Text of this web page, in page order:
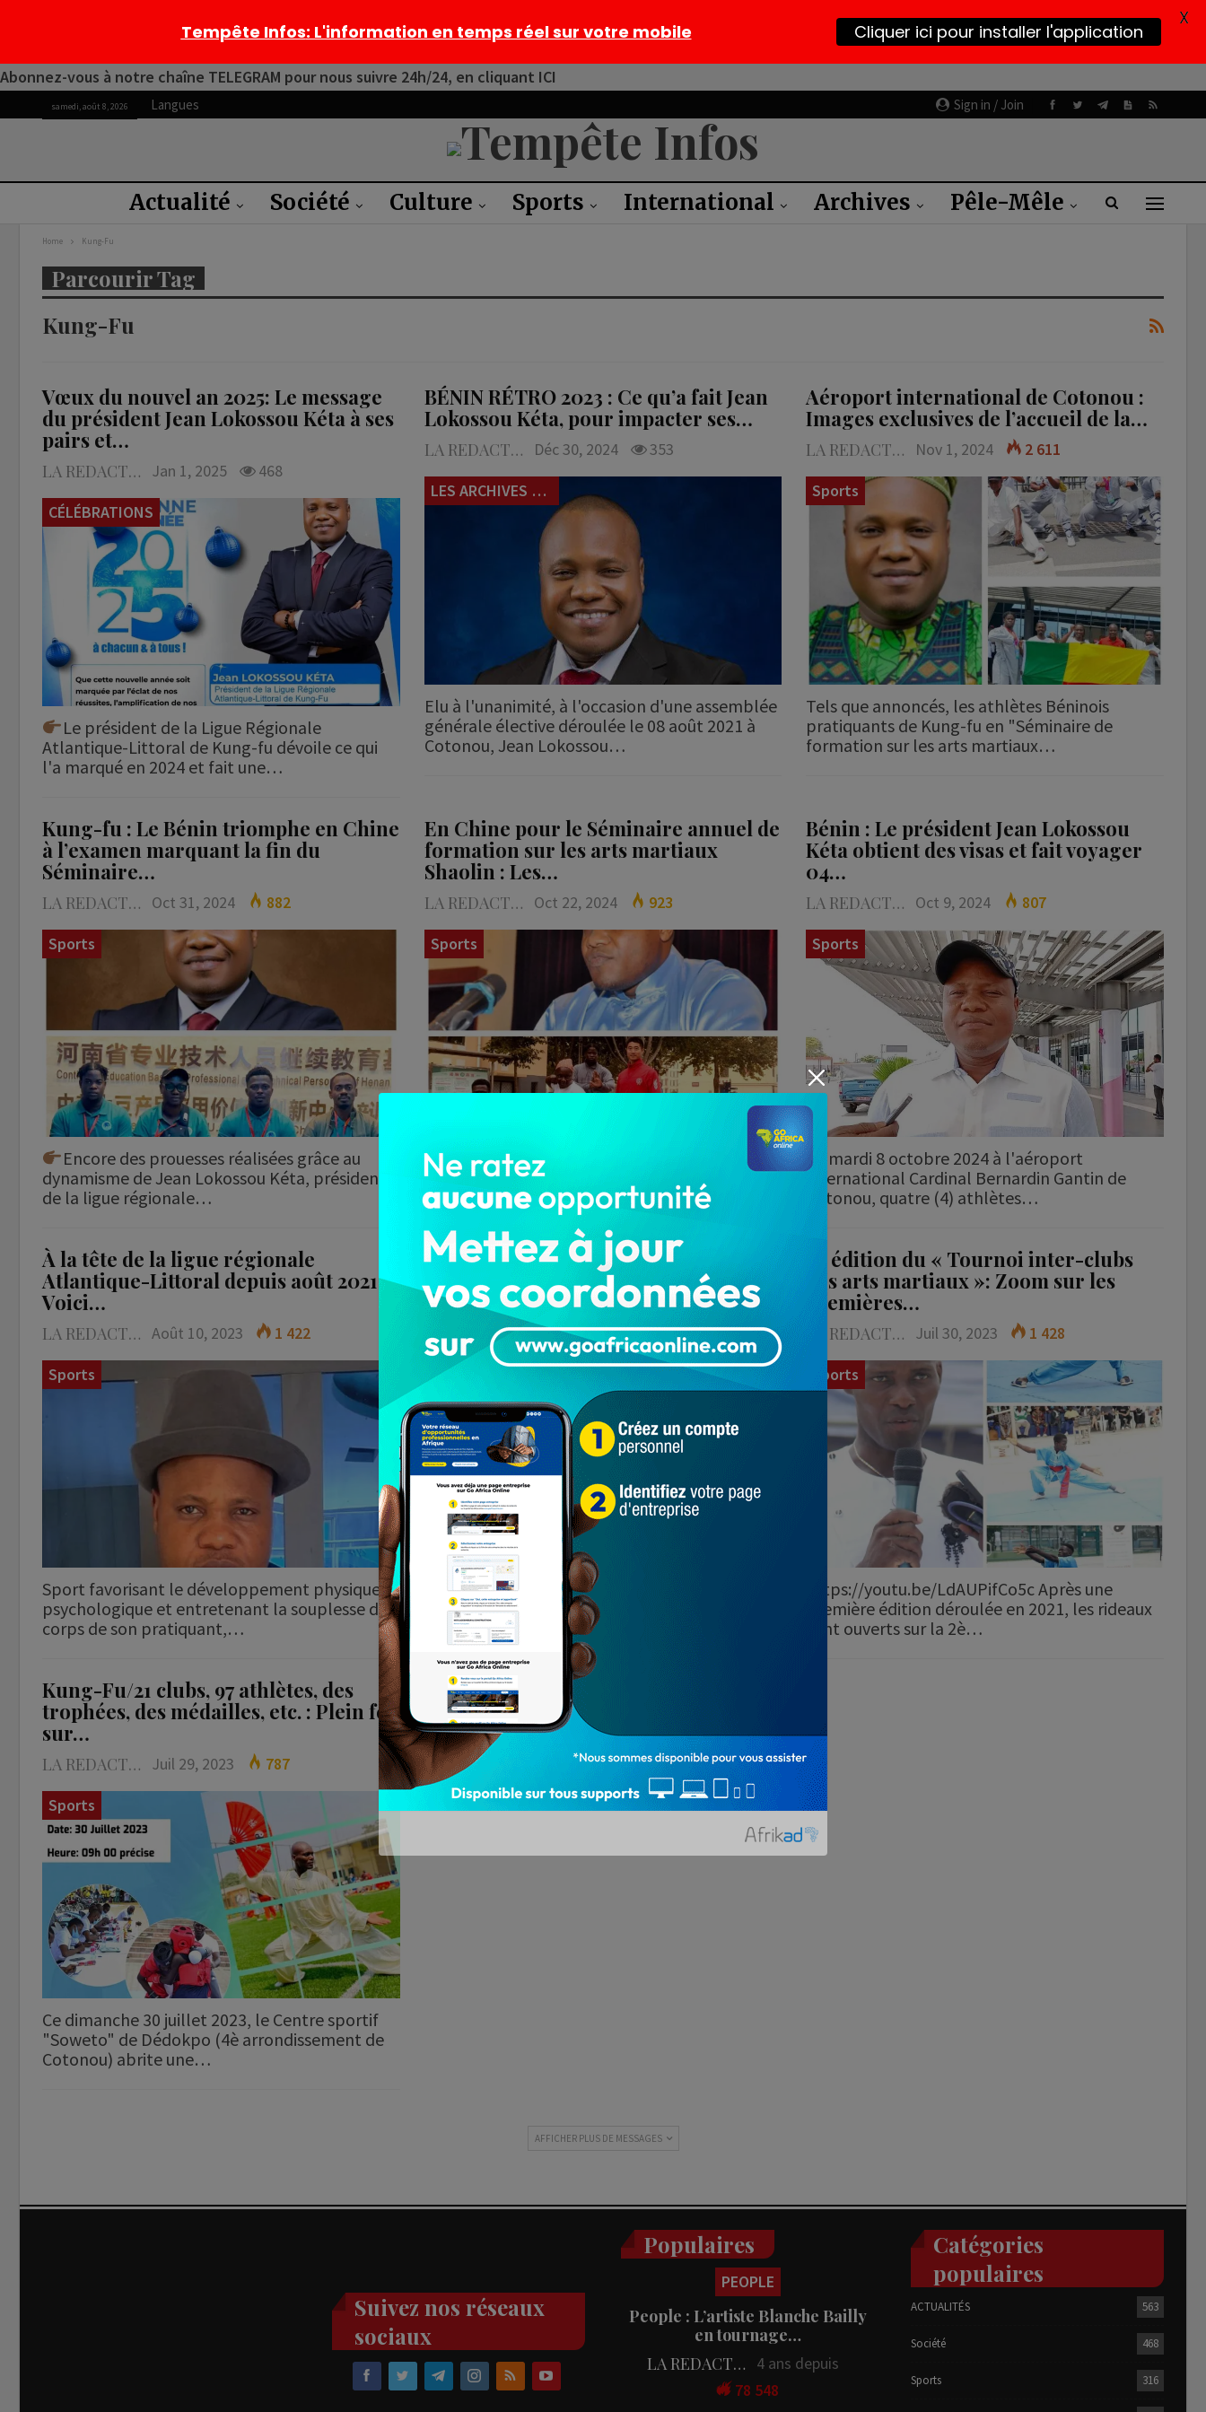
Abonnez-vous à notre chaîne TELEGRAM pour nous suivre 24h/24, en cliquant ICI
Sign in / Join
samedi, août 8, 2026 Langues
Actualité Société Culture Sports International Archives Pêle-Mêle
Home Kung-Fu
Parcourir Tag
Kung-Fu
Vœux du nouvel an 2025: Le message
du président Jean Lokossou Kéta à ses
pairs et…
LA REDACTION Jan 1, 2025
468
CÉLÉBRATIONS
Le président de la Ligue Régionale
Atlantique-Littoral de Kung-fu dévoile ce qui
l'a marqué en 2024 et fait une…
BÉNIN RÉTRO 2023 : Ce qu’a fait Jean
Lokossou Kéta, pour impacter ses…
LA REDACTION Déc 30, 2024
353
LES ARCHIVES du 229
Elu à l'unanimité, à l'occasion d'une assemblée
générale élective déroulée le 08 août 2021 à
Cotonou, Jean Lokossou…
Aéroport international de Cotonou :
Images exclusives de l’accueil de la…
LA REDACTION Nov 1, 2024
2 611
Sports
Tels que annoncés, les athlètes Béninois
pratiquants de Kung-fu en "Séminaire de
formation sur les arts martiaux…
Kung-fu : Le Bénin triomphe en Chine
à l’examen marquant la fin du
Séminaire…
LA REDACTION Oct 31, 2024
882
Sports
Encore des prouesses réalisées grâce au
dynamisme de Jean Lokossou Kéta, président
de la ligue régionale…
En Chine pour le Séminaire annuel de
formation sur les arts martiaux
Shaolin : Les…
LA REDACTION Oct 22, 2024
923
Sports
Partis de l'aéroport international Cardinal
Bernardin Gantin de Cotonou le mardi 8
octobre 2024 pour représenter le…
Bénin : Le président Jean Lokossou
Kéta obtient des visas et fait voyager
04…
LA REDACTION Oct 9, 2024
807
Sports
Ce mardi 8 octobre 2024 à l'aéroport
international Cardinal Bernardin Gantin de
Cotonou, quatre (4) athlètes…
À la tête de la ligue régionale
Atlantique-Littoral depuis août 2021 :
Voici…
LA REDACTION Août 10, 2023
1 422
Sports
Sport favorisant le développement physique,
psychologique et entretenant la souplesse du
corps de son pratiquant,…
2ème édition du tournoi inter-clubs
des arts martiaux : Identités des
lauréats et…
LA REDACTION Août 5, 2023
1 479
Sports
Déroulée dimanche 30 juillet au Centre sportif
Soweto de Cotonou, sous la bénédiction du
président de la…
2è édition du « Tournoi inter-clubs
des arts martiaux »: Zoom sur les
premières…
LA REDACTION Juil 30, 2023
1 428
Sports
https://youtu.be/LdAUPifCo5c Après une
première édition déroulée en 2021, les rideaux
sont ouverts sur la 2è…
Kung-Fu/21 clubs, 97 athlètes, des
trophées, des médailles, etc. : Plein feu
sur…
LA REDACTION Juil 29, 2023
787
Sports
Ce dimanche 30 juillet 2023, le Centre sportif
"Soweto" de Dédokpo (4è arrondissement de
Cotonou) abrite une…
AFFICHER PLUS DE MESSAGES
Suivez nos réseaux
sociaux
Populaires
PEOPLE
People : L’artiste Blanche Bailly
en tournage…
LA REDACTION
4 ans depuis
78 548
Catégories
populaires
ACTUALITÉS 563
Société 468
Sports 316
Tempête Infos: L'information en temps réel sur votre mobile Cliquer ici pour installer l'application X